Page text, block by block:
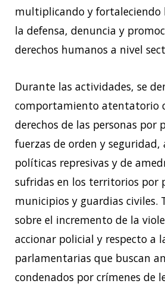
multiplicando y fortaleciendo
la defensa, denuncia y
derechos humanos a nivel
Durante las actividades, se
comportamiento atentatorio
derechos de las personas por
fuerzas de orden y seguridad,
políticas represivas y de
sufridas en los territorios por
municipios y guardias civiles.
sobre el incremento de la
accionar policial y respecto a
parlamentarias que buscan
condenados por crímenes de